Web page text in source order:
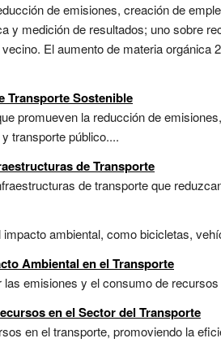
de emisiones, creación de
y medición de resultados; uno sobre
El aumento de materia
Transporte Sostenible
promueven la reducción de
transporte público....
de Transporte
de transporte que
ambiental, como bicicletas,
Ambiental en el Transporte
emisiones y el consumo de
en el Sector del Transporte
en el transporte, promoviendo la